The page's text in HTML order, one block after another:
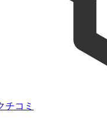
チコミ